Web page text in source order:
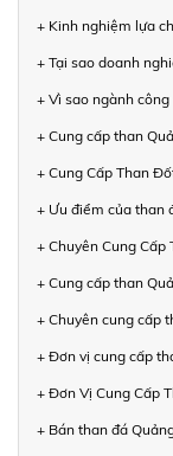
+ Kinh nghiệm lựa
+ Tại sao doanh
+ Vì sao ngành
+ Cung cấp than
+ Cung Cấp Than
+ Ưu điểm của than
+ Chuyên Cung Cấp
+ Cung cấp than
+ Chuyên cung cấp
+ Đơn vị cung cấp
+ Đơn Vị Cung Cấp
+ Bán than đá